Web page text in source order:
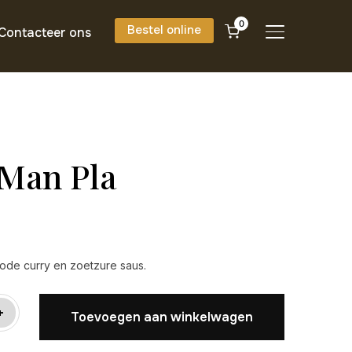
TOGGLE
0
ons Bestel online
Pla
curry en zoetzure saus.
Toevoegen aan winkelwagen